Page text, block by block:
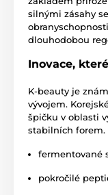
silnými zásahy
dlouhodobou
Inovace,
K-beauty je
vývojem.
špičku v oblasti
stabilních forem.
fermentované
pokročilé